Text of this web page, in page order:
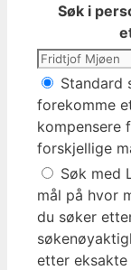
Søk i
Standard
forekomme
kompensere
forskjellige
Søk med
mål på hvor
du søker
etter